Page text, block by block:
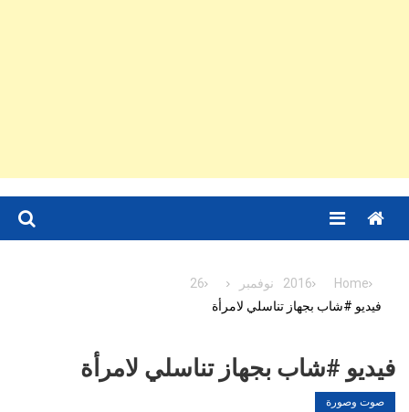
Menu
Home
2016 نوفمبر
26
فيديو #شاب بجهاز تناسلي لامرأة
فيديو #شاب بجهاز تناسلي لامرأة
صوت وصورة